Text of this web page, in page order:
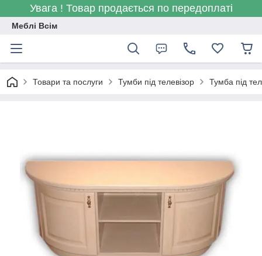
Увага ! Товар продається по передоплаті
Меблі Всім
Товари та послуги Тумби під телевізор Тумба під